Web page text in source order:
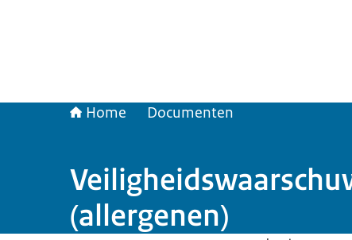
Home Documenten
(allergenen)